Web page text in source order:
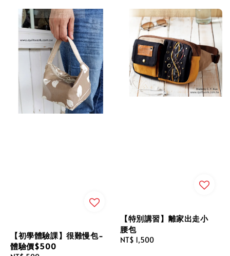
【初學體驗課】很難慢包-
體驗價$500
【特別講習】離家出走小
腰包
Regular
NT$ 1,500